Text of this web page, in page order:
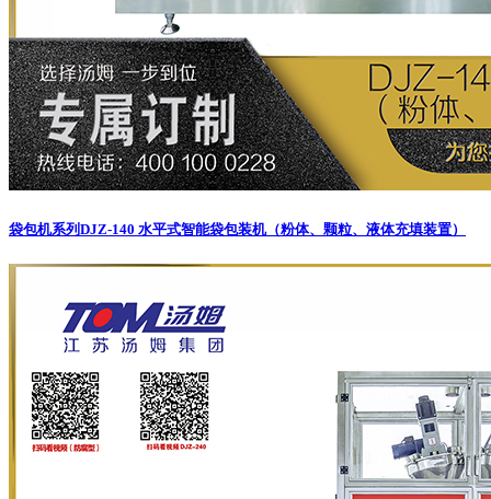
袋包机系列 DJZ-140 水平式智能袋包装机（粉体、颗粒、液体充填装置）